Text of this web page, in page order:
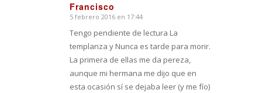
Francisco
Dice:
5 febrero 2016 en 17:44
Tengo pendiente de lectura La
templanza y Nunca es tarde para morir.
La primera de ellas me da pereza,
aunque mi hermana me dijo que en
esta ocasión sí se dejaba leer (y me fío)